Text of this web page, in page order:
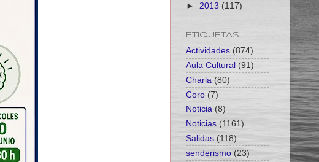
► 2013 (117)
ETIQUETAS
Actividades (874)
Aula Cultural (91)
Charla (80)
Coro (7)
Noticia (8)
Noticias (1161)
Salidas (118)
senderismo (23)